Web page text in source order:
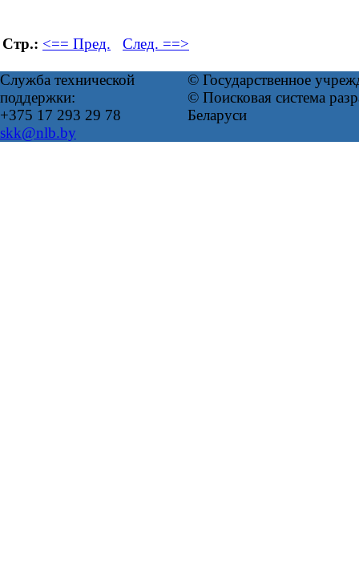
Стр.: <== Пред. След. ==>
Служба технической
поддержки:
+375 17 293 29 78
skk@nlb.by
© Государственное
© Поисковая система
Беларуси